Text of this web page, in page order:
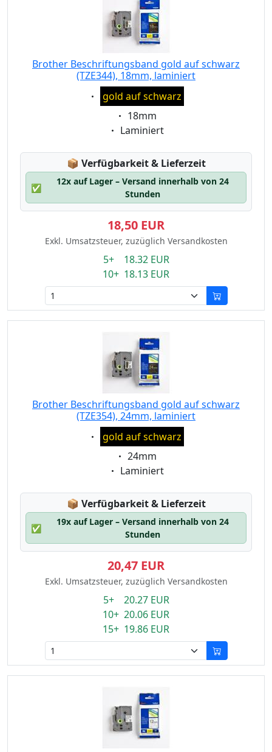
Brother Beschriftungsband gold auf schwarz
(TZE344), 18mm, laminiert
Eigenschaft:
gold auf schwarz
Eigenschaft:
18mm
Eigenschaft:
Laminiert
📦 Lagerstatus:
Verfügbarkeit & Lieferzeit
✅
12x auf Lager – Versand innerhalb von 24
Stunden
18,50 EUR
Exkl. Umsatzsteuer, zuzüglich Versandkosten
5+ 18.32 EUR
10+ 18.13 EUR
Brother Beschriftungsband gold auf schwarz
(TZE354), 24mm, laminiert
Eigenschaft:
gold auf schwarz
Eigenschaft:
24mm
Eigenschaft:
Laminiert
📦 Lagerstatus:
Verfügbarkeit & Lieferzeit
✅
19x auf Lager – Versand innerhalb von 24
Stunden
20,47 EUR
Exkl. Umsatzsteuer, zuzüglich Versandkosten
5+ 20.27 EUR
10+ 20.06 EUR
15+ 19.86 EUR